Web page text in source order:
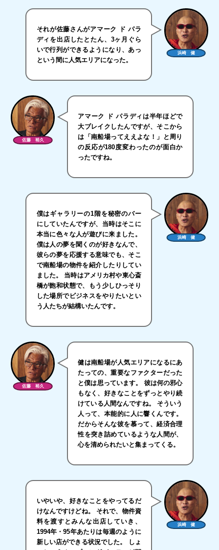
浜崎 健
それが佐藤さんがアマーク ド パラ
ディを出店したとたん、3ヶ月ぐら
いで行列ができるようになり、あっ
という間に人気エリアになった。
佐藤 裕久
アマーク ド パラディは半年ほどで
大ブレイクしたんですが、そこから
は「南船場ってええよな！」と周り
の反応が180度変わったのが面白か
ったですね。
浜崎 健
僕はギャラリーの1階を秘密のバー
にしていたんですが、当時はそこに
本当に色々な人が遊びに来ました。
僕は人の夢を聞くのが好きなんで、
彼らの夢を応援する意味でも、そこ
で南船場の物件を紹介したりしてい
ました。 当時はアメリカ村や東心斎
橋が飽和状態で、もう少しひっそり
した場所でビジネスをやりたいとい
う人たちが結構いたんです。
佐藤 裕久
健は南船場が人気エリアになるにあ
たっての、重要なファクターだった
と僕は思っています。 彼は何の邪心
もなく、好きなことをずっとやり続
けている人間なんですね。 そういう
人って、本能的に人に響くんです。
だからそんな彼を慕って、経済合理
性を突き詰めているような人間が、
心を清められたいと集まってくる。
浜崎 健
いやいや、好きなことをやってるだ
けなんですけどね。 それで、物件資
料を渡すとみんな出店していき、
1994年・95年あたりは毎週のように
新しい店ができる状況でした。 しょ